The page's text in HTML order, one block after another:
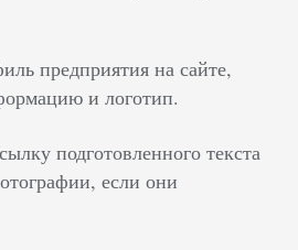
предприятия на сайте,
и логотип.
подготовленного текста
если они